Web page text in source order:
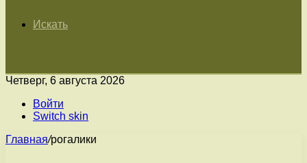
Искать
Четверг, 6 августа 2026
Войти
Switch skin
Главная/рогалики